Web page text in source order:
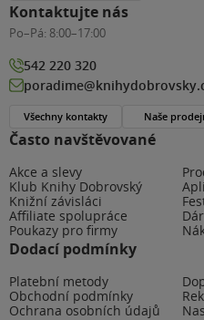
Často navštěvované
Akce a slevy
Klub Knihy Dobrovský
Knižní závisláci
Affiliate spolupráce
Poukazy pro firmy
Dodací podmínky
Platební metody
Obchodní podmínky
Ochrana osobních údajů
Kontaktujte nás
Po–Pá: 8:00–17:00
542 220 320
Všechny kontakty Naše